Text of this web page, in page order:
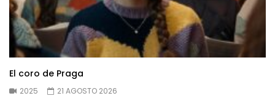
El coro de Praga
2025 21 AGOSTO 2026